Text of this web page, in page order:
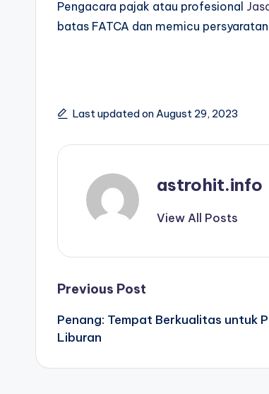
Pengacara pajak atau profesional
batas FATCA dan memicu
Last updated on August 29, 2023
astrohit.info
View All Posts
Post
navigation
Previous Post
Penang: Tempat Berkualitas untuk
Liburan